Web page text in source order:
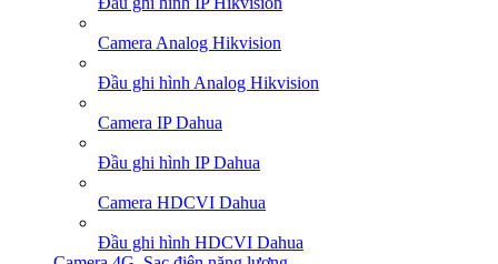
Camera Analog Hikvision
Đầu ghi hình Analog Hikvision
Camera IP Dahua
Đầu ghi hình IP Dahua
Camera HDCVI Dahua
Đầu ghi hình HDCVI Dahua